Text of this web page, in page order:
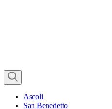
Ascoli
San Benedetto